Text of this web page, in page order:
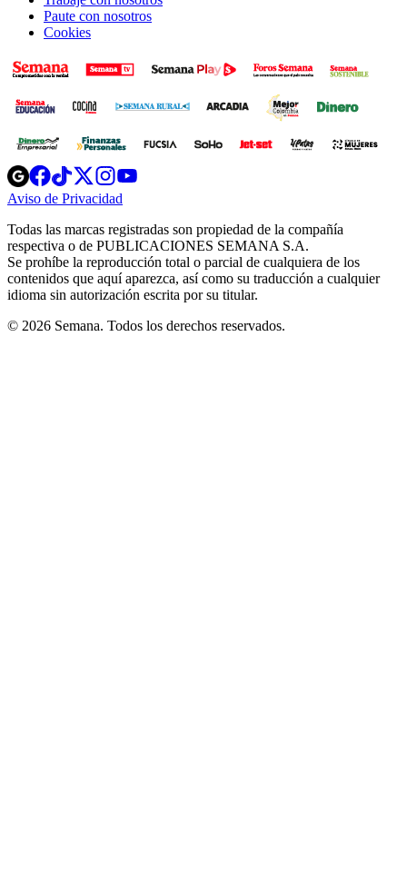
Paute con nosotros
Cookies
Opens
in
new
Opens
in
new
Opens
in
new
window
Opens
new
windowwindow
Aviso de Privacidad
new
window
Todas las marcas registradas son propiedad de la compañía
respectiva o de PUBLICACIONES SEMANA S.A.
Se prohíbe la reproducción total o parcial de cualquiera de los
contenidos que aquí aparezca, así como su traducción a cualquier
idioma sin autorización escrita por su titular.
© 2026 Semana. Todos los derechos reservados.